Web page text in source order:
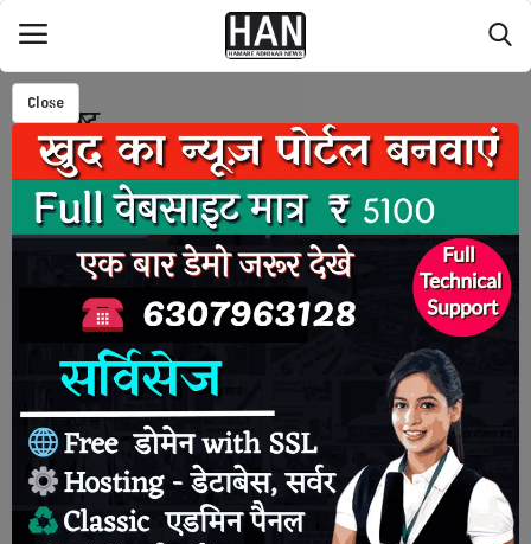
Close
Login Register
Home
स्वास्थ्य
मनोरंजन
महाराष्ट्र
महाराष्ट्र
मुंबई महाराष्ट्र में पत्रकारों का महाकुंभ सफलतापूर्वक संपन्न
Javed Khan Aug 26, 2025